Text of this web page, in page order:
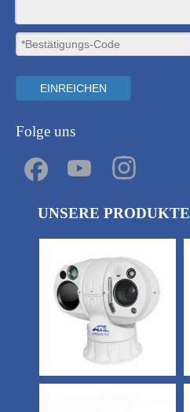
EINREICHEN
Folge uns
UNSERE PRODUKTE